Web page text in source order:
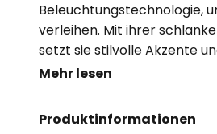
Beleuchtungstechnologie,
verleihen. Mit ihrer
setzt sie stilvolle Akzente
Bildern. Die integrierte
ansprechend ist.
Mehr lesen
Produktinformationen